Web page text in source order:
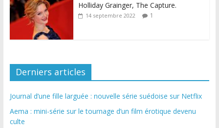
Holliday Grainger, The Capture.
14 septembre 2022 1
Derniers articles
Journal d’une fille larguée : nouvelle série suédoise sur Netflix
Aema : mini-série sur le tournage d’un film érotique devenu
culte